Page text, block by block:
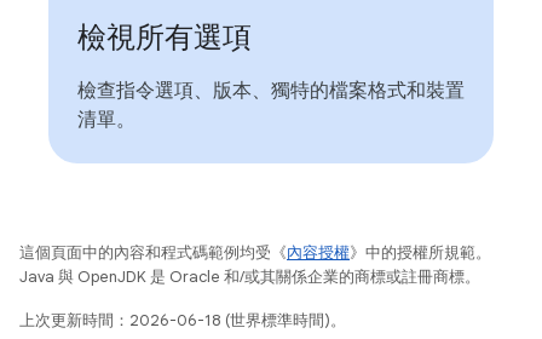
檢視所有選項
檢查指令選項、版本、獨特的檔案格式和裝置
清單。
這個頁面中的內容和程式碼範例均受《內容授權》中的授權所規範。
Java 與 OpenJDK 是 Oracle 和/或其關係企業的商標或註冊商標。
上次更新時間：2026-06-18 (世界標準時間)。